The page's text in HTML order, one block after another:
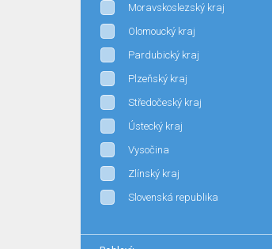
Moravskoslezský kraj
Olomoucký kraj
Pardubický kraj
Plzeňský kraj
Středočeský kraj
Ústecký kraj
Vysočina
Zlínský kraj
Slovenská republika